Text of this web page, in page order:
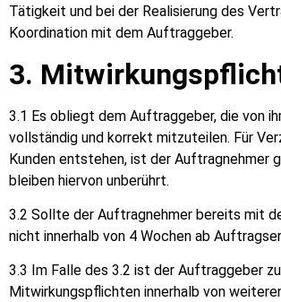
Tätigkeit und bei der Realisierung des
Koordination mit dem Auftraggeber.
3.
3.1 Es obliegt dem Auftraggeber, die von
vollständig und korrekt mitzuteilen. Für
Kunden entstehen, ist der Auftragnehmer
bleiben hiervon unberührt.
3.2 Sollte der Auftragnehmer bereits mit
nicht innerhalb von 4 Wochen ab
3.3 Im Falle des 3.2 ist der Auftraggeber
Mitwirkungspflichten innerhalb von